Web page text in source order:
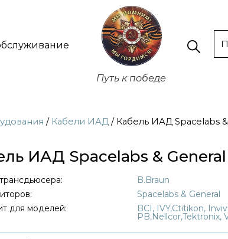
Путь к победе
/ Кабели ИАД / Кабель ИАД Spacelabs
ИАД Spacelabs &
B.Braun
Spacelabs & General
для моделей:
BCI, IVY,Ctitikon,
PB,Nellcor,Tektronix,